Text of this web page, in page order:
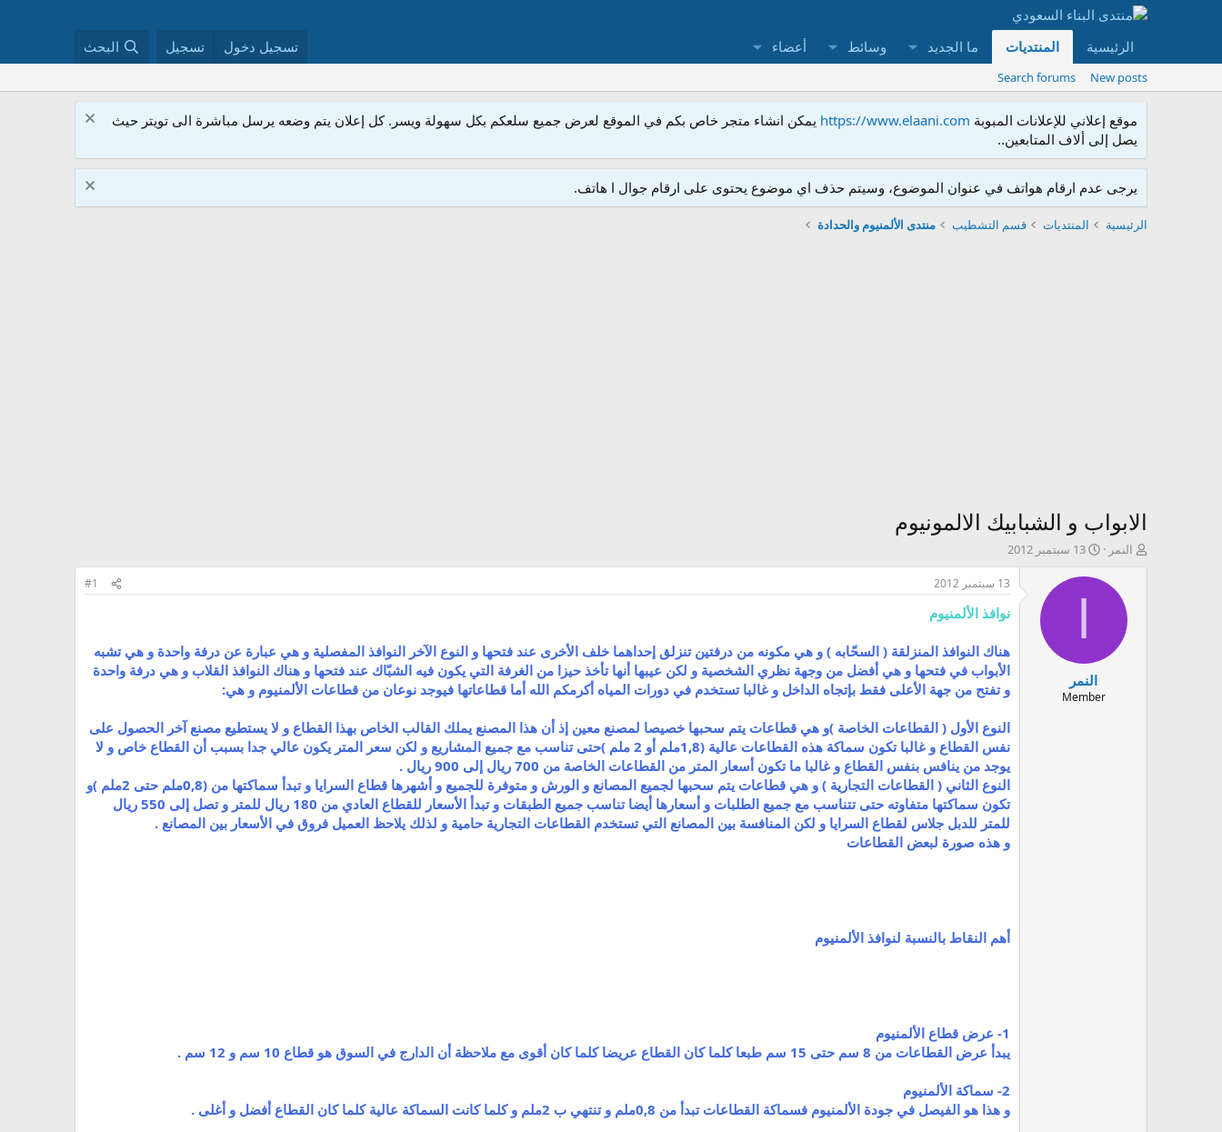
الرئيسية المنتديات ما الجديد وسائط أعضاء تسجيل دخول تسجيل البحث
New posts
Search forums
موقع إعلاني للإعلانات المبوبة https://www.elaani.com يمكن انشاء متجر خاص بكم في الموقع لعرض جميع سلعكم بكل سهولة ويسر. كل إعلان يتم وضعه يرسل مباشرة الى تويتر حيث
يصل إلى ألاف المتابعين..
يرجى عدم ارقام هواتف في عنوان الموضوع، وسيتم حذف اي موضوع يحتوى على ارقام جوال ا هاتف.
الرئيسية المنتديات قسم التشطيب منتدى الألمنيوم والحدادة
الابواب و الشبابيك الالمونيوم
ك
ب
النمر
ت
ر
ي
إ
ن
ش
13 سبتمبر 2012
النمر
Member
13 سبتمبر 2012 #1
نوافذ الألمنيوم
هناك النوافذ المنزلقة ( السحّابه ) و هي مكونه من درفتين تنزلق إحداهما خلف الأخرى عند فتحها و النوع الآخر النوافذ المفصلية و هي عبارة عن درفة واحدة و هي تشبه
الأبواب في فتحها و هي أفضل من وجهة نظري الشخصية و لكن عيبها أنها تأخذ حيزا من الغرفة التي يكون فيه الشبّاك عند فتحها و هناك النوافذ القلاب و هي درفة واحدة
و تفتح من جهة الأعلى فقط بإتجاه الداخل و غالبا تستخدم في دورات المياه أكرمكم الله أما قطاعاتها فيوجد نوعان من قطاعات الألمنيوم و هي:
النوع الأول ( القطاعات الخاصة )و هي قطاعات يتم سحبها خصيصا لمصنع معين إذ أن هذا المصنع يملك القالب الخاص بهذا القطاع و لا يستطيع مصنع آخر الحصول على
نفس القطاع و غالبا تكون سماكة هذه القطاعات عالية (1,8ملم أو 2 ملم )حتى تناسب مع جميع المشاريع و لكن سعر المتر يكون عالي جدا بسبب أن القطاع خاص و لا
يوجد من ينافس بنفس القطاع و غالبا ما تكون أسعار المتر من القطاعات الخاصة من 700 ريال إلى 900 ريال .
النوع الثاني ( القطاعات التجارية ) و هي قطاعات يتم سحبها لجميع المصانع و الورش و متوفرة للجميع و أشهرها قطاع السرايا و تبدأ سماكتها من (0,8ملم حتى 2ملم )و
تكون سماكتها متفاوته حتى تتناسب مع جميع الطلبات و أسعارها أيضا تناسب جميع الطبقات و تبدأ الأسعار للقطاع العادي من 180 ريال للمتر و تصل إلى 550 ريال
للمتر للدبل جلاس لقطاع السرايا و لكن المنافسة بين المصانع التي تستخدم القطاعات التجارية حامية و لذلك يلاحظ العميل فروق في الأسعار بين المصانع .
و هذه صورة لبعض القطاعات
أهم النقاط بالنسبة لنوافذ الألمنيوم
1- عرض قطاع الألمنيوم
يبدأ عرض القطاعات من 8 سم حتى 15 سم طبعا كلما كان القطاع عريضا كلما كان أقوى مع ملاحظة أن الدارج في السوق هو قطاع 10 سم و 12 سم .
2- سماكة الألمنيوم
و هذا هو الفيصل في جودة الألمنيوم فسماكة القطاعات تبدأ من 0,8ملم و تنتهي ب 2ملم و كلما كانت السماكة عالية كلما كان القطاع أفضل و أغلى .